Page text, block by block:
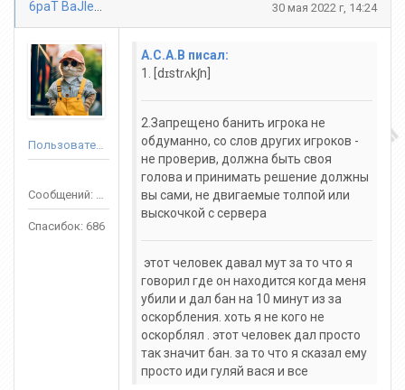
30 мая 2022 г, 14:24
Пользователь
Сообщений: 3688
Спасибок: 686
A.C.A.B писал:
1. [dɪstrʌkʃn]
2.Запрещено банить игрока не
обдуманно, со слов других игроков -
не проверив, должна быть своя
голова и принимать решение должны
вы сами, не двигаемые толпой или
выскочкой с сервера
этот человек давал мут за то что я
говорил где он находится когда меня
убили и дал бан на 10 минут из за
оскорбления. хоть я не кого не
оскорблял . этот человек дал просто
так значит бан. за то что я сказал ему
просто иди гуляй вася и все